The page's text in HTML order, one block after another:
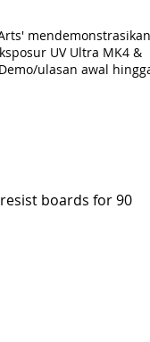
mendemonstrasikan
UV Ultra MK4 &
ulasan awal
boards for 90